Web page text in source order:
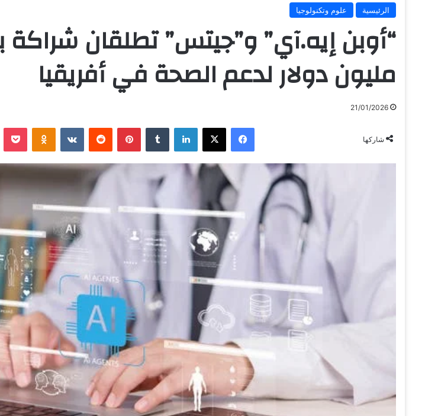
الرئيسية علوم وتكنولوجيا
مليون دولار لدعم الصحة في أفريقيا
21/01/2026
شاركها
فيسبوك ‫X لينكدإن ‏Tumblr بينتيريست ‏Reddit
‏VKontakte
Odnoklassniki
‫Pocket